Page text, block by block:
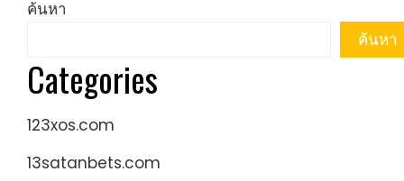
ค้นหา
ค้นหา
Categories
123xos.com
13satanbets.com